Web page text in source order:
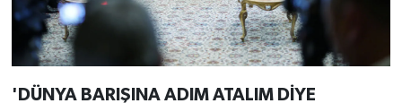
'DÜNYA BARIŞINA ADIM ATALIM DİYE